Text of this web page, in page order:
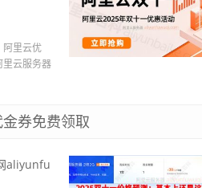
阿里云优
里云服务器
券免费领取
aliyunfu